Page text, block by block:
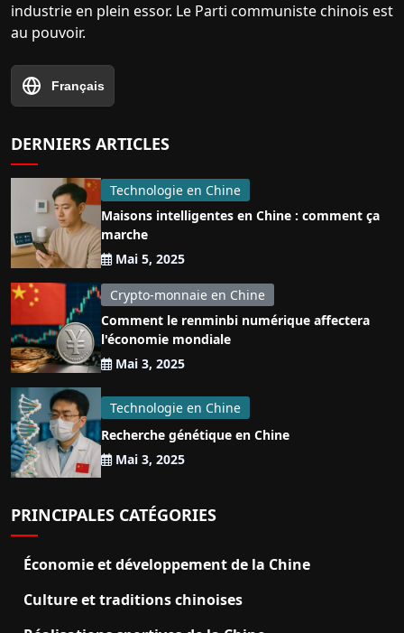
industrie en plein essor. Le Parti communiste chinois est
au pouvoir.
Français
DERNIERS ARTICLES
Technologie en Chine
Maisons intelligentes en Chine : comment ça
marche
Mai 5, 2025
Crypto-monnaie en Chine
Comment le renminbi numérique affectera
l'économie mondiale
Mai 3, 2025
Technologie en Chine
Recherche génétique en Chine
Mai 3, 2025
PRINCIPALES CATÉGORIES
Économie et développement de la Chine
Culture et traditions chinoises